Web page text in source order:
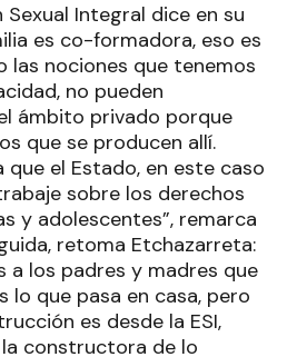
Sexual Integral dice en su
es co-formadora, eso es
las nociones que tenemos
no pueden
ámbito privado porque
que se producen allí.
el Estado, en este caso
sobre los derechos
y adolescentes”, remarca
retoma Etchazarreta:
a los padres y madres que
que pasa en casa, pero
es desde la ESI,
constructora de lo